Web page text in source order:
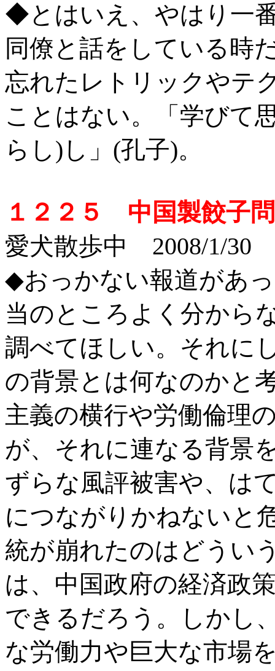
◆とはいえ、やはり一
同僚と話をしている時
忘れたレトリックやテ
ことはない。「学びて
らし)し」(孔子)。
１２２５ 中国製餃子
愛犬散歩中 2008/1/
◆おっかない報道があ
当のところよく分から
調べてほしい。それに
の背景とは何なのかと
主義の横行や労働倫理
が、それに連なる背景
ずらな風評被害や、は
につながりかねないと
統が崩れたのはどうい
は、中国政府の経済政
できるだろう。しかし
な労働力や巨大な市場